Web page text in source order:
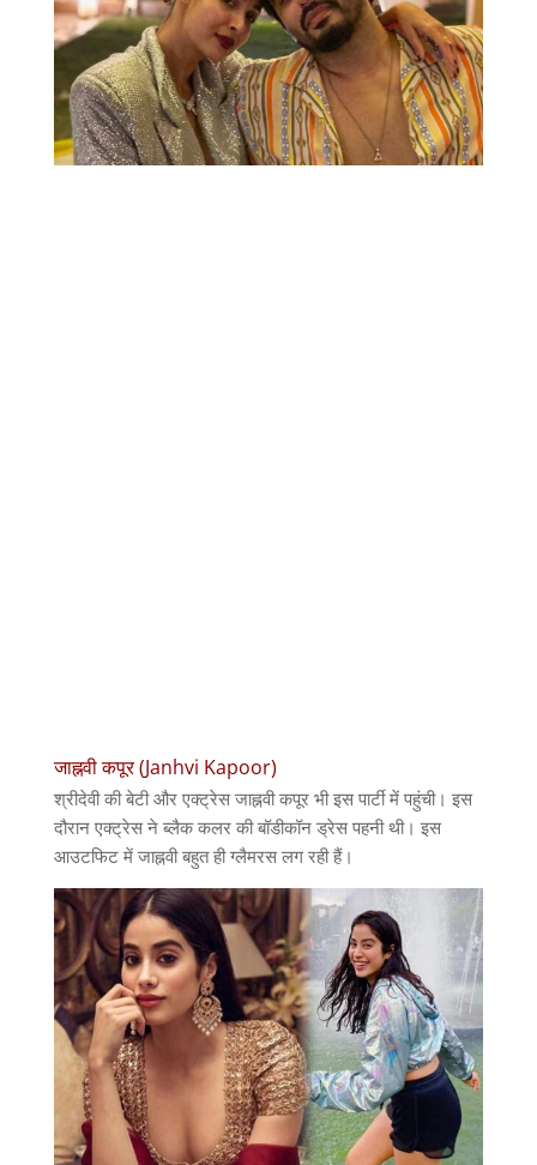
जाह्नवी कपूर (Janhvi Kapoor)
श्रीदेवी की बेटी और एक्ट्रेस जाह्नवी कपूर भी इस पार्टी में पहुंची। इस
दौरान एक्ट्रेस ने ब्लैक कलर की बॉडीकॉन ड्रेस पहनी थी। इस
आउटफिट में जाह्नवी बहुत ही ग्लैमरस लग रही हैं।